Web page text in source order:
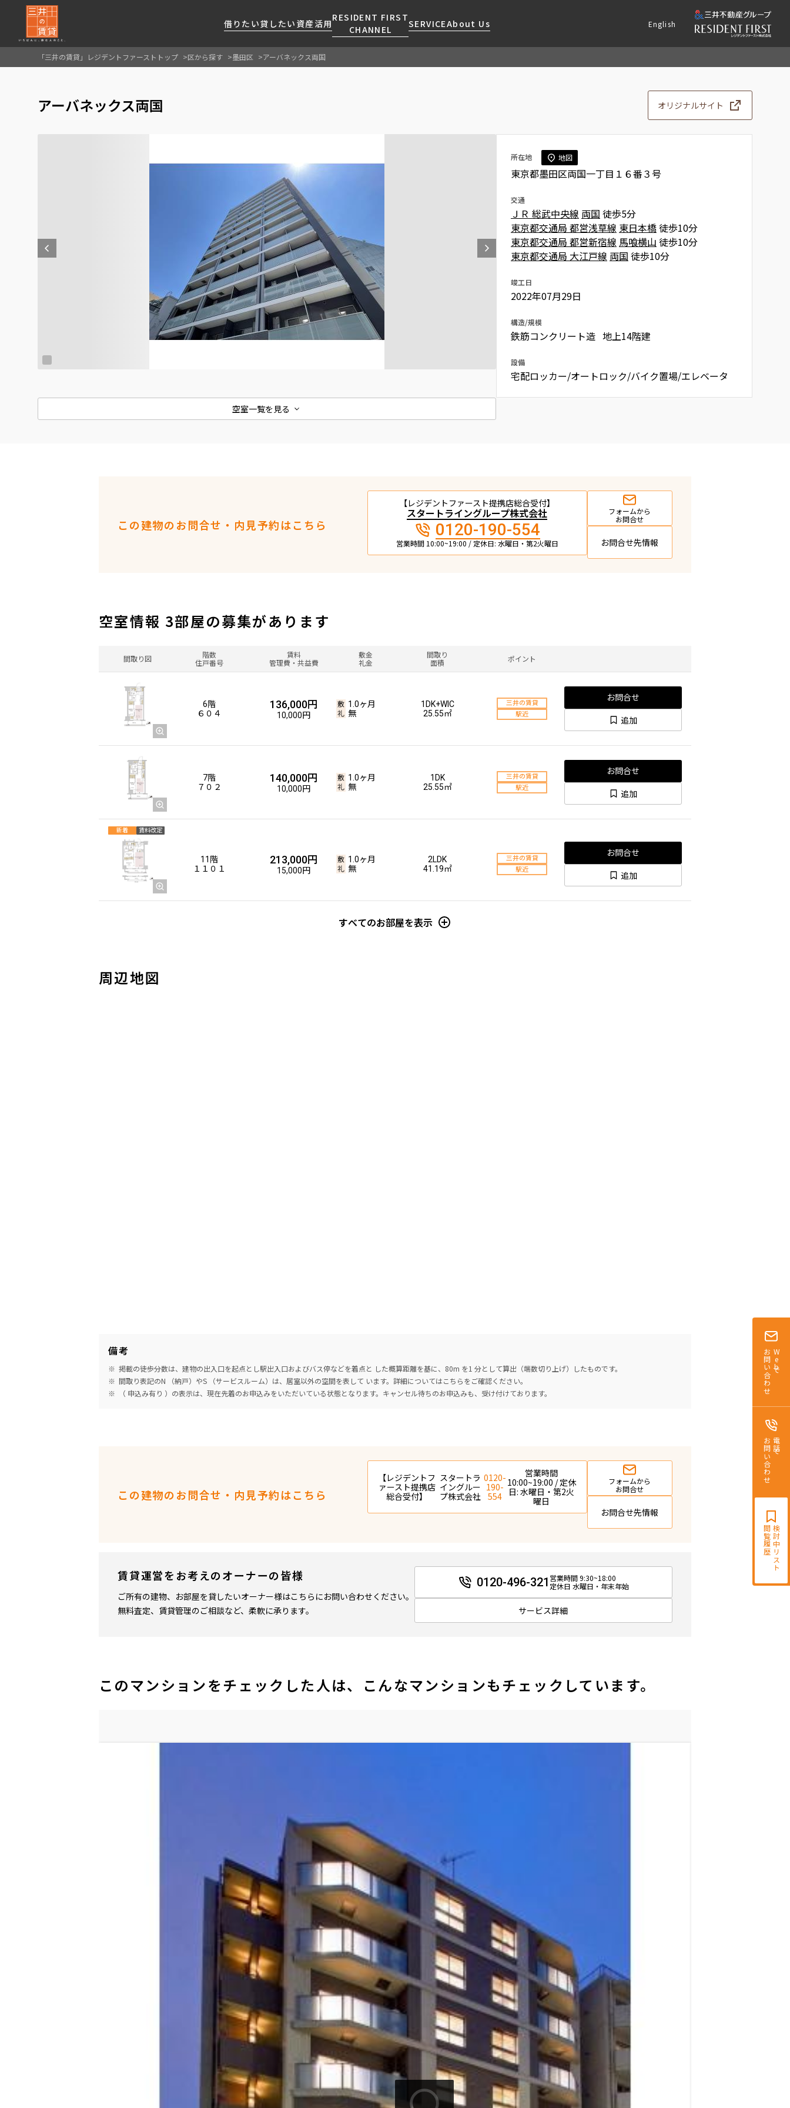
借りたい貸したい 資産活用
RESIDENT FIRST
CHANNEL
SERVICEAbout Us
私たちレジデントファーストの思いや
ニュースリリース
お問い合わせ
厳選した都心の上質な賃貸マンションを数多
地図から探す
キーワードから探す
新着情報から探す
ニュースから探す
新着募集情報
当社限定(港区・渋谷区以外)
賃貸運営をお考えのオーナー様に
分譲マンションのご購入、売却の
FIRST CHANNEL
RESIDENT FIRST
MEMBERS登録
レジデントファーストが提供する
ご入居・提携サービス
お部屋探しからご契約まで
よくあるご質問
社宅紹介
【仲介会社様向け】当社仲介
事業部取り扱い物件入居申
込
English
Webで
お問い合わせ
電話で
お問い合わせ
検討中リスト
閲覧履歴
「三井の賃貸」レジデントファーストトップ 区から探す 墨田区 アーバネックス両国
アーバネックス両国 オリジナルサイト
空室一覧を見る
所在地 地図
東京都墨田区両国一丁目１６番３号
交通
ＪＲ 総武中央線 両国 徒歩5分
東京都交通局 都営浅草線 東日本橋徒歩10分
東京都交通局 都営新宿線 馬喰横山 徒歩10分
東京都交通局 大江戸線 両国 徒歩10分
竣工日
2022年07月29日
構造/規模
鉄筋コンクリート造 地上14階建
設備
宅配ロッカー/オートロック/バイク置場/エレベータ
この建物のお問合せ・内見予約はこちら
【レジデントファースト提携店総合受付】
スタートライングループ株式会社
0120-190-554
営業時間 10:00~19:00 / 定休日: 水曜日・第2火曜日
フォームから
お問合せ
お問合せ先情報
空室情報 3部屋の募集があります
間取り図
階数
住戸番号
賃料
管理費・共益費
敷金
礼金
間取り
面積
ポイント
6階
６０４
136,000円
10,000円
1.0ヶ月
無
1DK+WIC
25.55㎡
三井の賃貸
駅近
お問合せ
追加
7階
７０２
140,000円
10,000円
1.0ヶ月
無
1DK
25.55㎡
三井の賃貸
駅近
お問合せ
追加
新着 賃料改定
11階
１１０１
213,000円
15,000円
1.0ヶ月
無
2LDK
41.19㎡
三井の賃貸
駅近
お問合せ
追加
すべてのお部屋を表示
周辺地図
備考
掲載の徒歩分数は、建物の出入口を起点とし駅出入口およびバス停などを着点と した概算距離を基に、80m を1 分として算出（端数切り上げ）したものです。
間取り表記のN （納戸）やS （サービスルーム）は、居室以外の空間を表して います。詳細についてはこちらをご確認ください。
（ 申込み有り ）の表示は、現在先着のお申込みをいただいている状態となります。キャンセル待ちのお申込みも、受け付けております。
この建物のお問合せ・内見予約はこちら
【レジデントフ
ァースト提携店
総合受付】
スタートラ
イングルー
プ株式会社
0120-
190-
554
営業時間
10:00~19:00 / 定休
日: 水曜日・第2火
曜日
フォームから
お問合せ
お問合せ先情報
賃貸運営をお考えのオーナーの皆様
ご所有の建物、お部屋を貸したいオーナー様はこちらにお問い合わせください。
無料査定、賃貸管理のご相談など、柔軟に承ります。
0120-496-321 営業時間 9:30~18:00
定休日 水曜日・年末年始
サービス詳細
このマンションをチェックした人は、こんなマンションもチェックしています。